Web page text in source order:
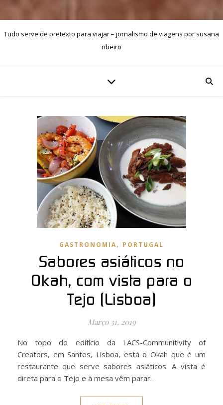
Tudo serve de pretexto para viajar – jornalismo de viagens por susana
ribeiro
GASTRONOMIA, PORTUGAL
Sabores asiáticos no
Okah, com vista para o
Tejo (Lisboa)
Março 31, 2019
No topo do edifício da LACS-Communitivity of
Creators, em Santos, Lisboa, está o Okah que é um
restaurante que serve sabores asiáticos. A vista é
direta para o Tejo e à mesa vêm parar…